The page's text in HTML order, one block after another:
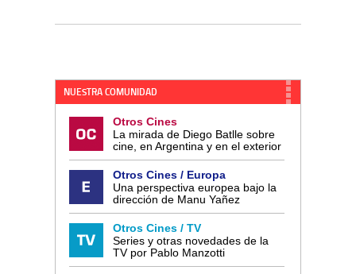
NUESTRA COMUNIDAD
Otros Cines
La mirada de Diego Batlle sobre
cine, en Argentina y en el exterior
Otros Cines / Europa
Una perspectiva europea bajo la
dirección de Manu Yañez
Otros Cines / TV
Series y otras novedades de la
TV por Pablo Manzotti